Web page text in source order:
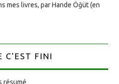
mes livres, par Hande Öğüt (en
C'EST FINI
résumé